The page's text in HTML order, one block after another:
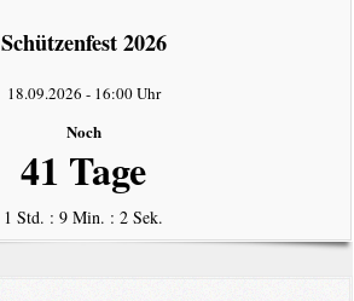
Schützenfest 2026
18.09.2026 - 16:00 Uhr
Noch
41 Tage
1 Std. : 9 Min. : 2 Sek.